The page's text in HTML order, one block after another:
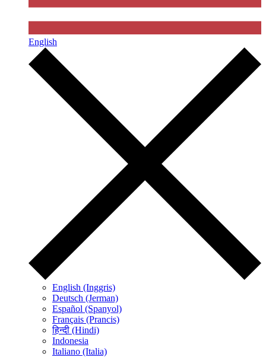
English
English (Inggris)
Deutsch (Jerman)
Español (Spanyol)
Français (Prancis)
हिन्दी (Hindi)
Indonesia
Italiano (Italia)